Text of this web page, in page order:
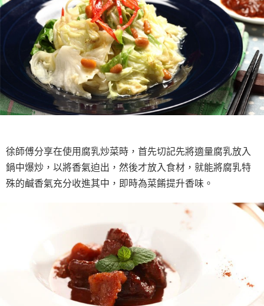
徐師傅分享在使用腐乳炒菜時，首先切記先將適量腐乳放入
鍋中爆炒，以將香氣迫出，然後才放入食材，就能將腐乳特
殊的鹹香氣充分收進其中，即時為菜餚提升香味。